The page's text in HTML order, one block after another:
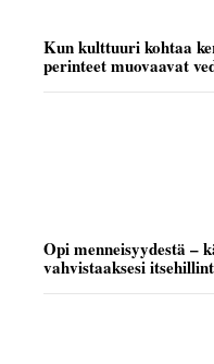
Kun kulttuuri kohtaa
perinteet muovaavat
Opi menneisyydestä –
vahvistaaksesi